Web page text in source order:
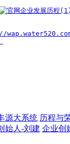
源大系统 历程与
始人-刘建 企业创